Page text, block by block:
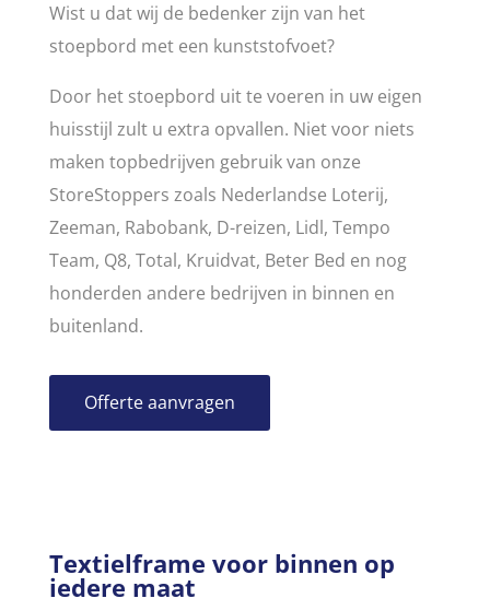
Wist u dat wij de bedenker zijn van het
stoepbord met een kunststofvoet?
Door het stoepbord uit te voeren in uw eigen
huisstijl zult u extra opvallen. Niet voor niets
maken topbedrijven gebruik van onze
StoreStoppers zoals Nederlandse Loterij,
Zeeman, Rabobank, D-reizen, Lidl, Tempo
Team, Q8, Total, Kruidvat, Beter Bed en nog
honderden andere bedrijven in binnen en
buitenland.
Offerte aanvragen
Textielframe voor binnen op
iedere maat